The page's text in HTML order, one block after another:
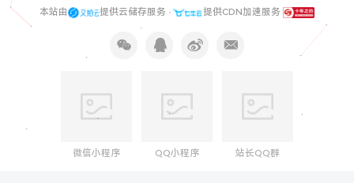
本站由
提供云储存服务 · 提供CDN加速服务
微信小程序 QQ小程序 站长QQ群